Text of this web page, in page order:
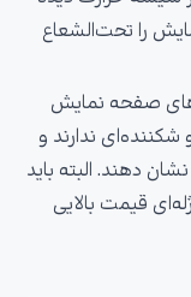
را تحت‌الشعاع
صفحه نمایش
ندارند و
دهند. البته باید
قیمت بالایی